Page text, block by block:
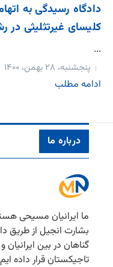
دادگاه رسیدگی به
کلیسای غیرتثلیثی در
...
پنجشنبه، ۲۸ بهمن، ۱۴۰۰
ادامه مطلب
درباره ما
ما ایرانیان مسیحی
بشارت انجیل از
گناهان در بین
تاجیكستان قرار داده